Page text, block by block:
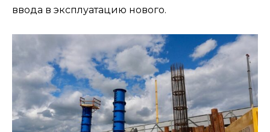
ввода в эксплуатацию нового.